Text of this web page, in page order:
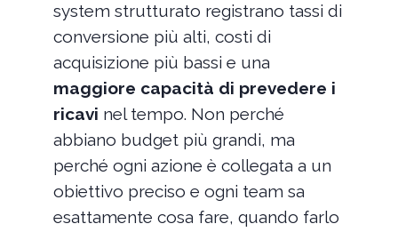
system strutturato registrano tassi di
conversione più alti, costi di
acquisizione più bassi e una
maggiore capacità di prevedere i
ricavi nel tempo. Non perché
abbiano budget più grandi, ma
perché ogni azione è collegata a un
obiettivo preciso e ogni team sa
esattamente cosa fare, quando farlo